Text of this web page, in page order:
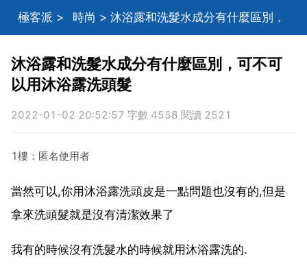
極客派 > 時尚 > 沐浴露和洗髮水成分有什麼區別，
沐浴露和洗髮水成分有什麼區別，可不可
以用沐浴露洗頭髮
2022-01-02 20:52:57 字數 4558 閱讀 2521
1樓：匿名使用者
當然可以,你用沐浴露洗頭皮是一點問題也沒有的,但是
拿來洗頭髮就是沒有清潔效果了
我有的時候沒有洗髮水的時候就用沐浴露洗的.